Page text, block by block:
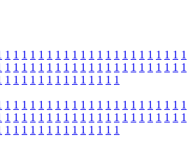
1 1 1 1 1 1 1 1 1 1 1 1 1 1 1 1 1 1 1 1 1 1
1 1 1 1 1 1 1 1 1 1 1 1 1 1 1 1 1 1 1 1 1 1
1 1 1 1 1 1 1 1 1 1 1 1 1 1
1 1 1 1 1 1 1 1 1 1 1 1 1 1 1 1 1 1 1 1 1 1
1 1 1 1 1 1 1 1 1 1 1 1 1 1 1 1 1 1 1 1 1 1
1 1 1 1 1 1 1 1 1 1 1 1 1 1